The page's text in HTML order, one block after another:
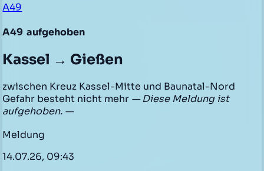
A49
A49 aufgehoben
Kassel → Gießen
zwischen Kreuz Kassel-Mitte und Baunatal-Nord
Gefahr besteht nicht mehr — Diese Meldung ist
aufgehoben. —
Meldung
14.07.26, 09:43